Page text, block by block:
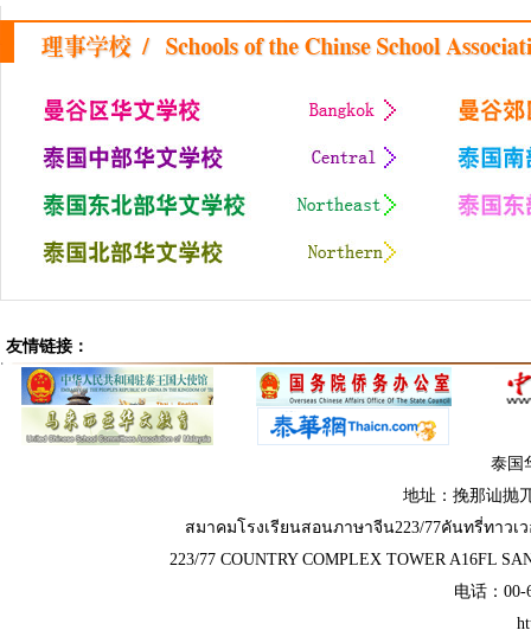
友情链接：
泰国
地址：挽那讪抛
สมาคมโรงเรียนสอนภาษาจีน​223​/77​คัน​ท​รี่​ทาวเ
223/77 COUNTRY COMPLEX TOWER A16FL
电话：00-